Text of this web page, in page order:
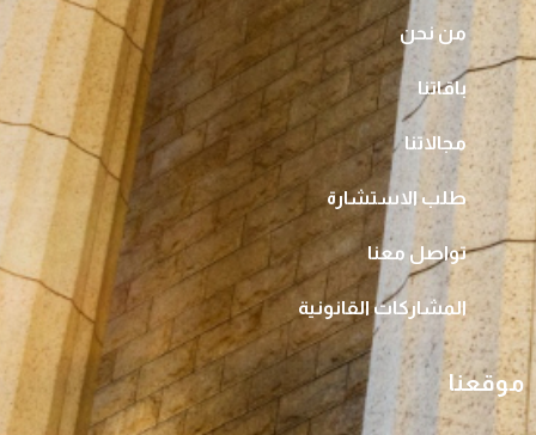
من نحن
باقاتنا
مجالاتنا
طلب الاستشارة
تواصل معنا
المشاركات القانونية
موقعنا